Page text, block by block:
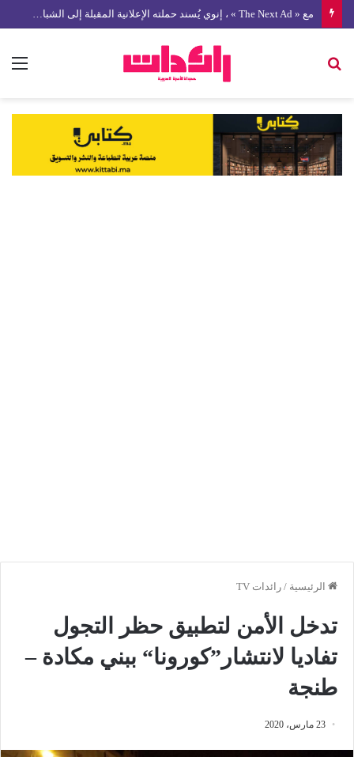
مع « The Next Ad » ، إنوي يُسند حملته الإعلانية المقبلة إلى الشباب المغربي
الرئيسية / رائدات TV
تدخل الأمن لتطبيق حظر التجول
تفاديا لانتشار”كورونا“ ببني مكادة –
طنجة
23 مارس، 2020